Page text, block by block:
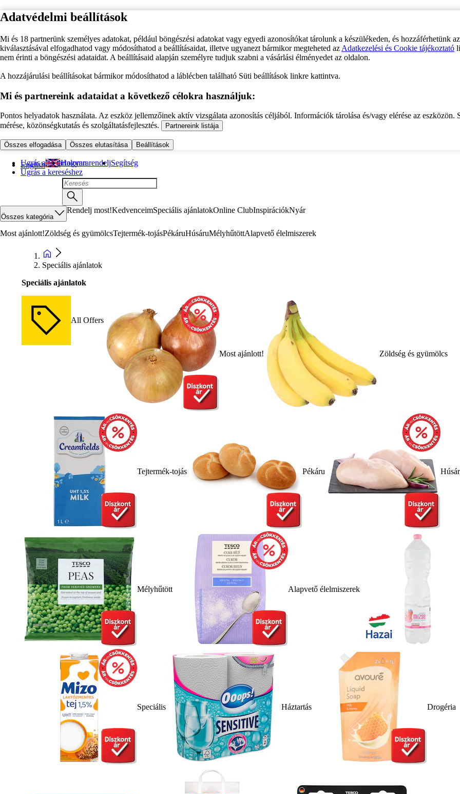
Adatvédelmi beállítások
Mi és 18 partnerünk személyes adatokat, például böngészési adatokat vagy egyedi azonosítókat tárolunk a készülékeden, és hozzáférhetünk
kiválasztásával elfogadhatod vagy módosíthatod a beállításaidat, illetve ugyanezt bármikor megteheted az Adatkezelési és Cookie tájékoztató
nem érinti a böngészési adataidat. A beállításaid alapján személyre tudjuk szabni a vásárlási élményedet az oldalon.
A hozzájárulási beállításokat bármikor módosíthatod a láblécben található Süti beállítások linkre kattintva.
Mi és partnereink adataidat a következő célokra használjuk:
Pontos helyadatok használata. Az eszköz jellemzőinek aktív vizsgálata azonosítás céljából. Információk tárolása és/vagy elérése az eszközön.
mérése, közönségkutatás és szolgáltatásfejlesztés.
Partnereink listája
Összes elfogadása Összes elutasítása Beállítások
Ugrás a fő tartalomra
Ugrás a kereséshez
English Hogyan rendeljSegítség
Összes kategória
Rendelj most!KedvenceimSpeciális ajánlatokOnline ClubInspirációkNyár
Most ajánlott!Zöldség és gyümölcsTejtermék-tojásPékáruHúsáruMélyhűtöttAlapvető élelmiszerek
Speciális ajánlatok
Speciális ajánlatok
All Offers
Most ajánlott! Zöldség és gyümölcs
Tejtermék-tojás Pékáru
Mélyhűtött Alapvető élelmiszerek
Speciális Háztartás Drogéria